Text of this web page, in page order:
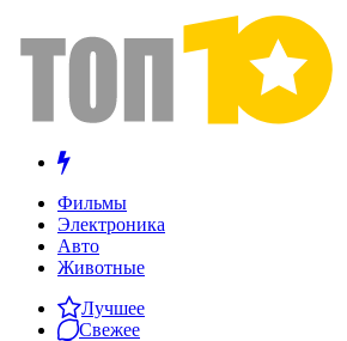
Фильмы
Электроника
Авто
Животные
Лучшее
Свежее